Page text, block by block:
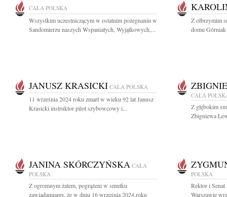
CAŁA POLSKA
Wszystkim uczestniczącym w ostatnim pożegnaniu w
Sandomierzu naszych Wspaniałych, Wyjątkowych,...
Z olbrzymim
domu Górniak
JANUSZ KRASICKI CAŁA POLSKA
11 września 2024 roku zmarł w wieku 92 lat Janusz
Krasicki instruktor pilot szybowcowy i...
CAŁA
Z głębokim
Zbigniewa
JANINA SKÓRCZYŃSKA CAŁA
POLSKA
Z ogromnym żalem, pogrążeni w smutku
zawiadamiamy, że w dniu 16 września 2024 roku
POLSKA
Rektor i
Warszawie